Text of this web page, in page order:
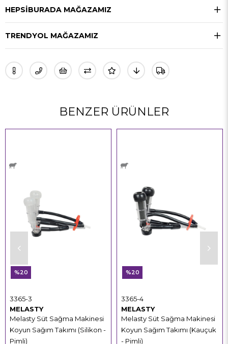
HEPSIBURADA MAĞAZAMIZ
TRENDYOL MAĞAZAMIZ
BENZER ÜRÜNLER
MELASTY
Melasty Süt Sağma Makinesi
Koyun Sağım Takımı (Silikon -
Pimli)
3365-3
%20
MELASTY
Melasty Süt Sağma Makinesi
Koyun Sağım Takımı (Kauçuk
- Pimli)
3365-4
%20